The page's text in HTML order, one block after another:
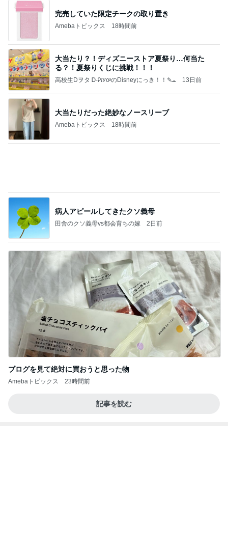
完売していた限定チークの取り置き
Amebaトピックス 18時間前
大当たり？！ディズニーストア夏祭り…何当た
る？！夏祭りくじに挑戦！！！
高校生Dヲタ Ꭰ-ᎮꭵꭹꭴのDisneyにっき！！✎ܚ 13日前
大当たりだった絶妙なノースリーブ
Amebaトピックス 18時間前
病人アピールしてきたクソ義母
田舎のクソ義母vs都会育ちの嫁 2日前
ブログを見て絶対に買おうと思った物
Amebaトピックス 23時間前
記事を読む